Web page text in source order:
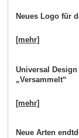
Neues Logo für
[mehr]
Universal
„Versammelt“
[mehr]
Neue Arten